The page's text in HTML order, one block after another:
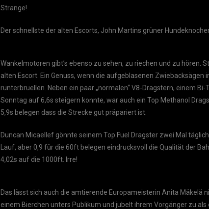
Strange!
Der schnellste der alten Escorts, John Martins grüner
Wankelmotoren gibt’s ebenso zu sehen, zu riechen und zu hören.
alten Escort. Ein Genuss, wenn die aufgeblasenen Zwiebacksägen
runterbruellen. Neben ein paar „normalen“ V8-Dragstern, einem Bi-
Sonntag auf 6,6s steigern konnte, war auch ein Top Methanol
5,9s belegen dass die Strecke gut präpariert ist.
Duncan Micaellef gönnte seinem Top Fuel Dragster zwei Mal
Lauf, aber 0,9 für die 60ft belegen eindrucksvoll die Qualität der
4,02s auf die 1000ft. Irre!
Das lässt sich auch die amtierende Europameisterin Anita Mäkelä
einem Bierchen unters Publikum und jubelt ihrem Vorgänger zu